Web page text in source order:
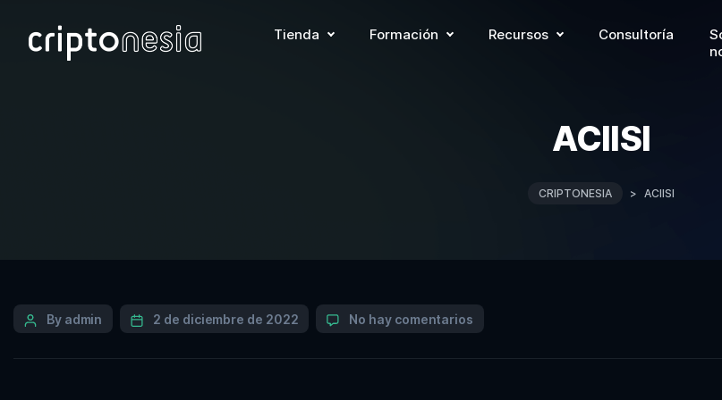
Tienda Formación Recursos Consultoría
ACIISI
CRIPTONESIA > ACIISI
By admin 2 de diciembre de 2022 No hay comentarios